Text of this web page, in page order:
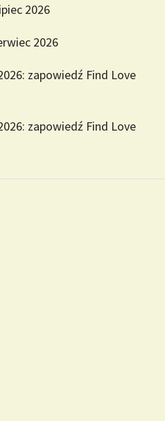
2026
2026
zapowiedź Find Love
zapowiedź Find Love